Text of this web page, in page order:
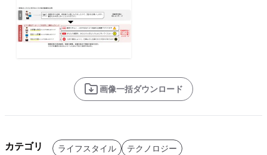
画像一括ダウンロード
カテゴリ ライフスタイル テクノロジー